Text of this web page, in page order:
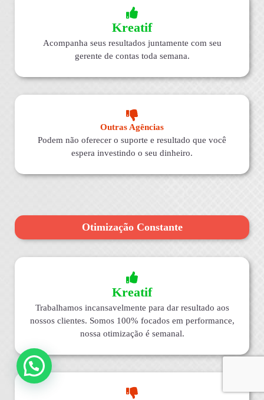
Kreatif
Acompanha seus resultados juntamente com seu
gerente de contas toda semana.
Outras Agências
Podem não oferecer o suporte e resultado que você
espera investindo o seu dinheiro.
Otimização Constante
Kreatif
Trabalhamos incansavelmente para dar resultado aos
nossos clientes. Somos 100% focados em performance,
nossa otimização é semanal.